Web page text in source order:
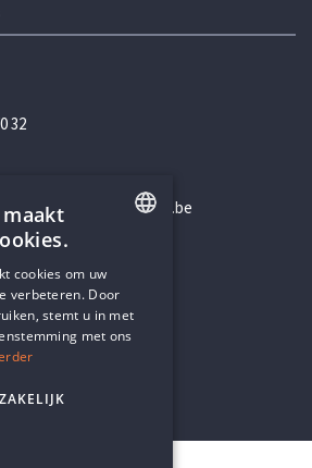
32
4
2000
DUTCH
cookies om uw
verbeteren. Door
stemt u in met
met ons